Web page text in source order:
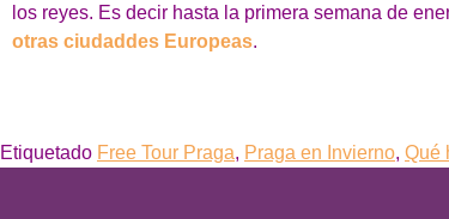
los reyes. Es decir hasta la primera semana de
otras ciudaddes Europeas.
Etiquetado Free Tour Praga, Praga en Invierno, Qué